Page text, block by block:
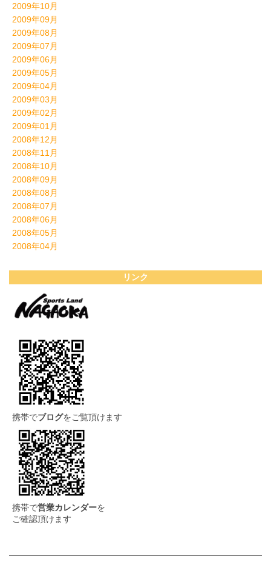
2009年10月
2009年09月
2009年08月
2009年07月
2009年06月
2009年05月
2009年04月
2009年03月
2009年02月
2009年01月
2008年12月
2008年11月
2008年10月
2008年09月
2008年08月
2008年07月
2008年06月
2008年05月
2008年04月
リンク
携帯でブログをご覧頂けます
携帯で営業カレンダーを
ご確認頂けます